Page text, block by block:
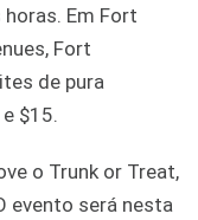
Em Fort
Fort
de pura
$15.
o Trunk or Treat,
evento será nesta